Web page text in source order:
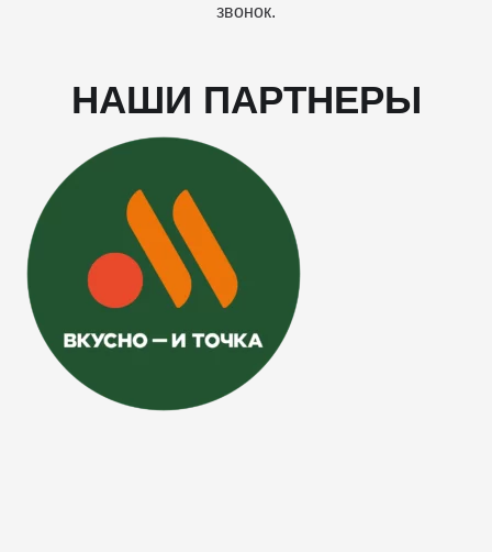
звонок.
НАШИ ПАРТНЕРЫ